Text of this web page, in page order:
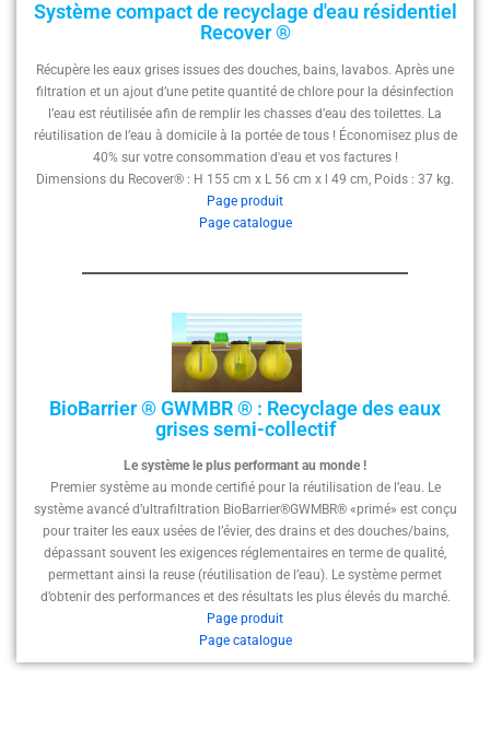
Système compact de recyclage d'eau résidentiel
Recover ®
Récupère les eaux grises issues des douches, bains, lavabos. Après une
filtration et un ajout d’une petite quantité de chlore pour la désinfection
l’eau est réutilisée afin de remplir les chasses d’eau des toilettes. La
réutilisation de l’eau à domicile à la portée de tous ! Économisez plus de
40% sur votre consommation d'eau et vos factures !
Dimensions du Recover® : H 155 cm x L 56 cm x l 49 cm, Poids : 37 kg.
Page produit
Page catalogue
BioBarrier ® GWMBR ® : Recyclage des eaux
grises semi-collectif
Le système le plus performant au monde !
Premier système au monde certifié pour la réutilisation de l’eau. Le
système avancé d’ultrafiltration BioBarrier®GWMBR® «primé» est conçu
pour traiter les eaux usées de l’évier, des drains et des douches/bains,
dépassant souvent les exigences réglementaires en terme de qualité,
permettant ainsi la reuse (réutilisation de l’eau). Le système permet
d’obtenir des performances et des résultats les plus élevés du marché.
Page produit
Page catalogue